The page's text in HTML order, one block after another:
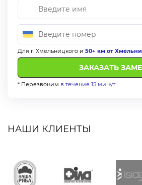
Для г. Хмельницкого и 50+ км от
* Перезвоним в течение 15 минут
НАШИ КЛИЕНТЫ